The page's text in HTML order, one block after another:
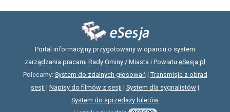
Portal informacyjny przygotowany w oparciu o system
zarządzania pracami Rady Gminy / Miasta i Powiatu eSesja.pl
Polecamy: System do zdalnych głosowań| Transmisje z obrad
sesji | Napisy do filmów z sesji | System dla sygnalistów |
System do sprzedaży biletów